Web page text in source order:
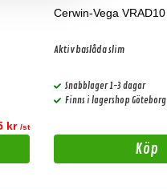
kr /st
Cerwin-Vega VRAD10
Aktiv baslåda slim
Snabblager 1-3 dagar
Finns i lagershop Göteborg
Köp